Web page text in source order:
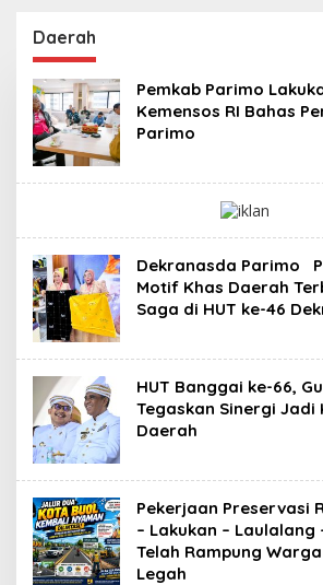
Sebagai Tersangka
Dugaan Korupsi
Pemungutan Pajak
Pertambangan
Daerah
Pemkab Parimo
Kemensos RI Bahas
Parimo
Dekranasda Parimo
Motif Khas Daerah
Saga di HUT ke-46
HUT Banggai ke-66,
Tegaskan Sinergi Jadi
Daerah
Pekerjaan Preservasi
– Lakukan – Laulalang
Telah Rampung
Legah